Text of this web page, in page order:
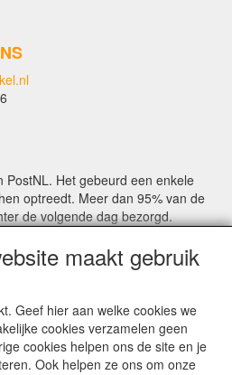
PostNL. Het gebeurd een enkele
optreedt. Meer dan 95% van de
de volgende dag bezorgd.
by Mathmoswinkel.nl
and Design Copyright by
be distributed, or displayed on
copied or reproduced without
written permission.
maakt gebruik
Geef hier aan welke cookies we
cookies verzamelen geen
cookies helpen ons de site en je
Ook helpen ze ons om onze